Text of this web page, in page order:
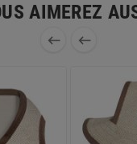
AIMEREZ
 